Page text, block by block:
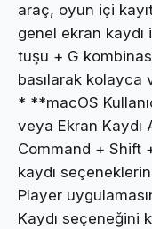
araç, oyun içi
genel ekran kaydı
tuşu + G
basılarak kolayca
* **macOS
veya Ekran Kaydı
Command + Shift
kaydı
Player
Kaydı seçeneğini